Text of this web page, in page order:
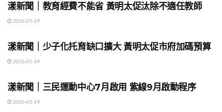
漾新聞｜教育經費不能省 黃明太促汰除不適任教師
2026-05-19
漾新聞｜少子化托育缺口擴大 黃明太促市府加碼預算
2026-05-19
漾新聞｜三民運動中心7月啟用 紫線9月啟動程序
2026-05-19